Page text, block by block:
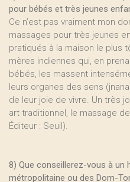
pour bébés et très jeunes
Ce n’est pas vraiment mon
massages pour très jeunes
pratiqués à la maison le plus
mères indiennes qui, en
bébés, les massent
leurs organes des sens
de leur joie de vivre. Un très
art traditionnel, le massage
Éditeur : Seuil).
8) Que conseillerez-vous à un
métropolitaine ou des Dom-